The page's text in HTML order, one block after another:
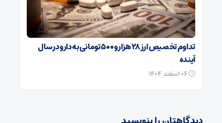
تداوم تخصیص ارز ۲۸ هزار و ۵۰۰ تومانی به دارو در سال
آینده